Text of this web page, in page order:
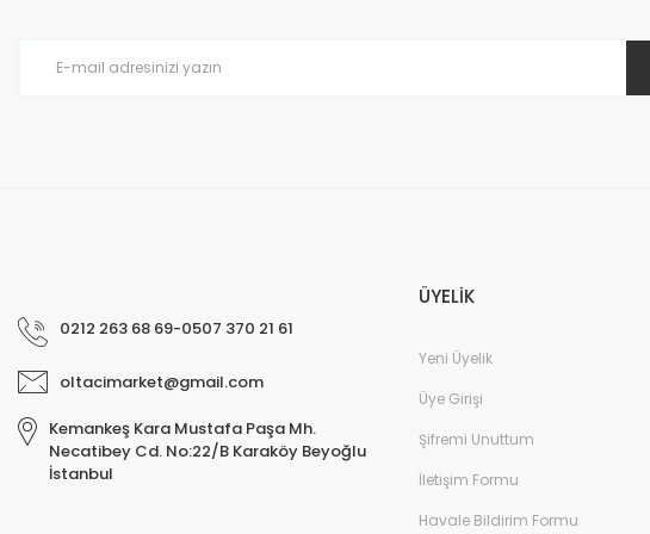
0212 263 68 69-0507 370 21 61
oltacimarket@gmail.com
Kemankeş Kara Mustafa Paşa Mh.
Necatibey Cd. No:22/B Karaköy Beyoğlu
İstanbul
ÜYELİK
Yeni Üyelik
Üye Girişi
Şifremi Unuttum
İletişim Formu
Havale Bildirim Formu